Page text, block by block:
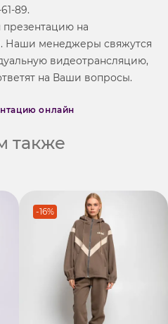
89.
презентацию на
Наши менеджеры свяжутся
видеотрансляцию,
на Ваши вопросы.
онлайн
также
-16%